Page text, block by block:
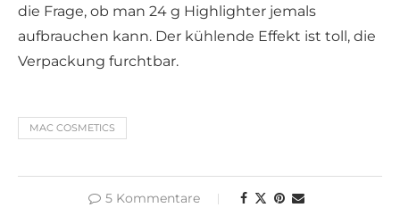
die Frage, ob man 24 g Highlighter jemals
aufbrauchen kann. Der kühlende Effekt ist toll, die
Verpackung furchtbar.
MAC COSMETICS
5 Kommentare